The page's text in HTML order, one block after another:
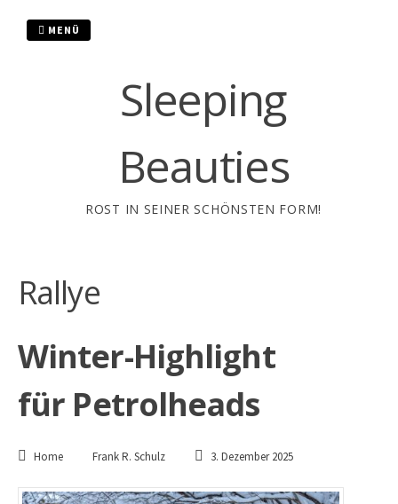
Sleeping
Beauties
ROST IN SEINER SCHÖNSTEN FORM!
MENÜ
Rallye
Winter-Highlight
für Petrolheads
Home Frank R. Schulz 3. Dezember 2025